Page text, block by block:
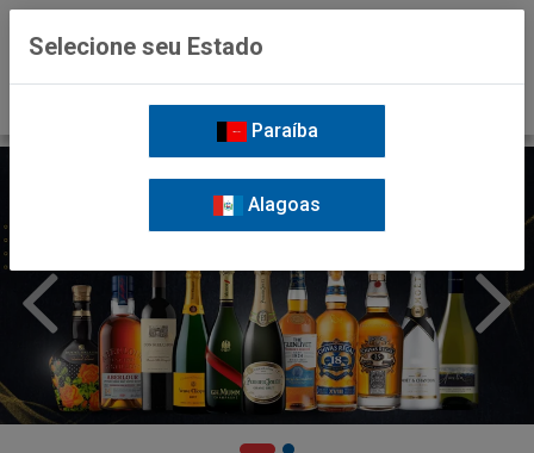
Selecione seu Estado
Paraíba
Alagoas